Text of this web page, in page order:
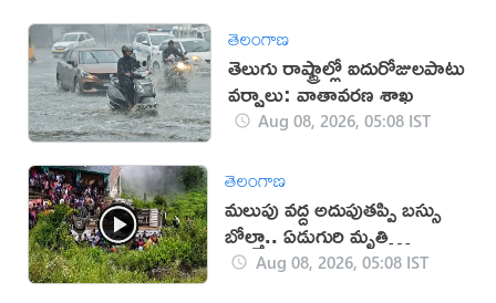
తెలంగాణ
తెలుగు రాష్ట్రాల్లో ఐదురోజులపాటు
వర్షాలు: వాతావరణ శాఖ
Aug 08, 2026, 05:08 IST
తెలంగాణ
మలుపు వద్ద అదుపుతప్పి బస్సు
బోల్తా.. ఏడుగురి మృతి
(వీడియో)
Aug 08, 2026, 05:08 IST